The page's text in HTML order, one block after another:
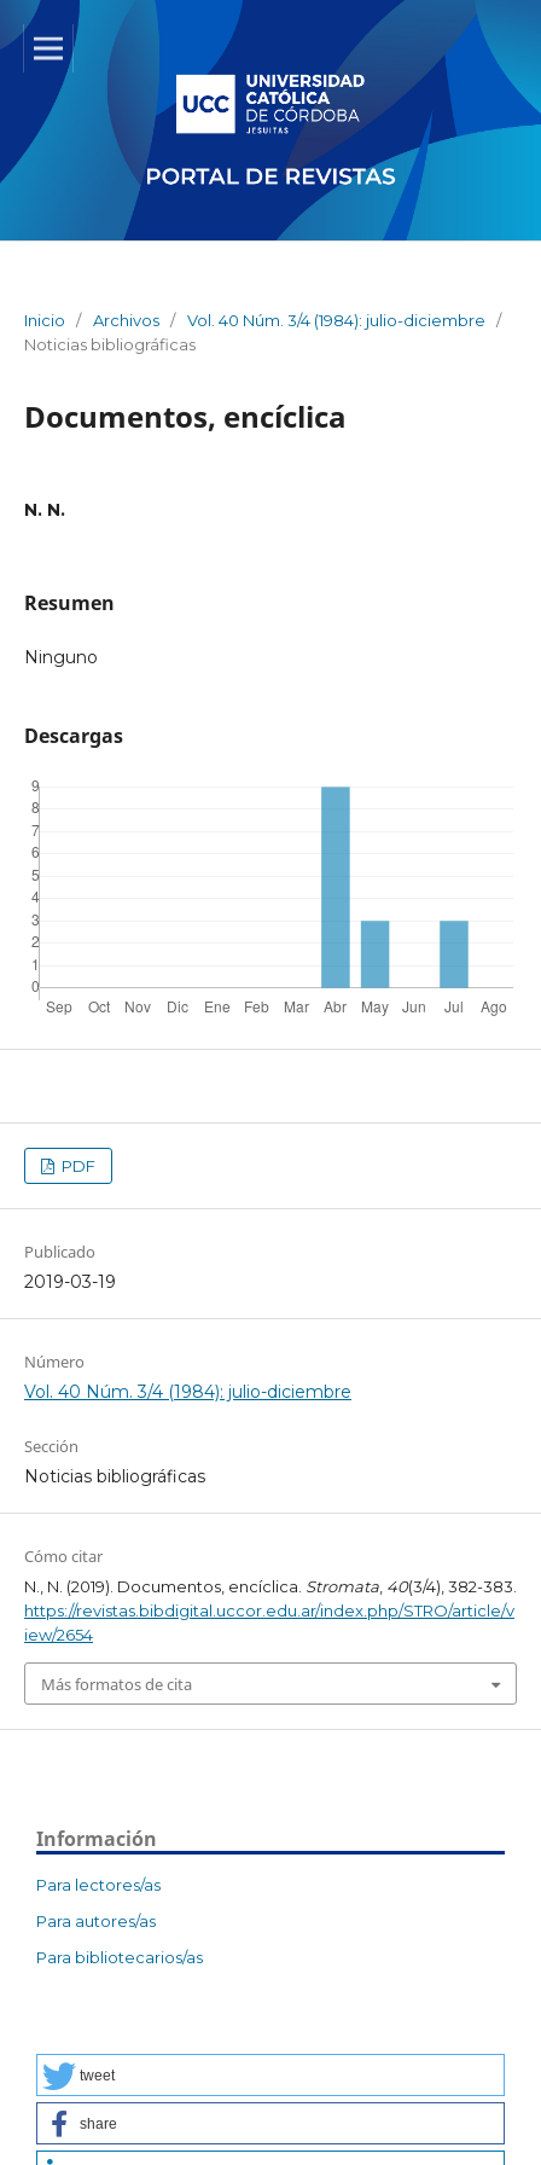
Inicio / Archivos / Vol. 40 Núm. 3/4 (1984): julio-diciembre
/
Noticias bibliográficas
Documentos, encíclica
N. N.
Resumen
Ninguno
Descargas
PDF
Publicado
2019-03-19
Número
Vol. 40 Núm. 3/4 (1984): julio-diciembre
Sección
Noticias bibliográficas
Cómo citar
N., N. (2019). Documentos, encíclica. Stromata, 40(3/4), 382-383.
https://revistas.bibdigital.uccor.edu.ar/index.php/STRO/article/v
iew/2654
Más formatos de cita
Información
Para lectores/as
Para autores/as
Para bibliotecarios/as
tweet
share